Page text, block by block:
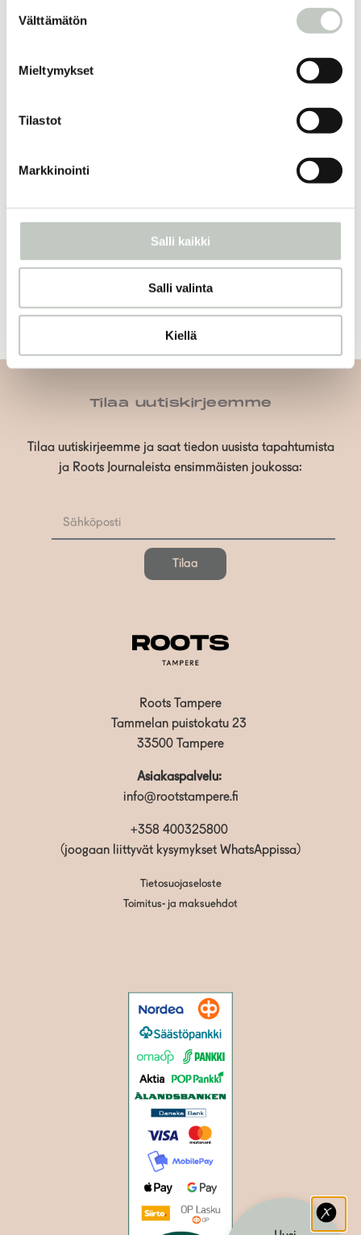
valinta
Välttämätön
Mieltymykset
Tilastot
Markkinointi
Salli kaikki
Salli valinta
Kiellä
joogaa raskausaikaan – ihme
joogakamut
39,00€
Näytä tuote
Tilaa uutiskirjeemme
Tilaa uutiskirjeemme ja saat tiedon uusista tapahtumista
ja Roots Journaleista ensimmäisten joukossa:
Tilaa
Roots Tampere
Tammelan puistokatu 23
33500 Tampere
Asiakaspalvelu:
info@rootstampere.fi
+358 400325800
(joogaan liittyvät kysymykset WhatsAppissa)
Tietosuojaseloste
Toimitus- ja maksuehdot